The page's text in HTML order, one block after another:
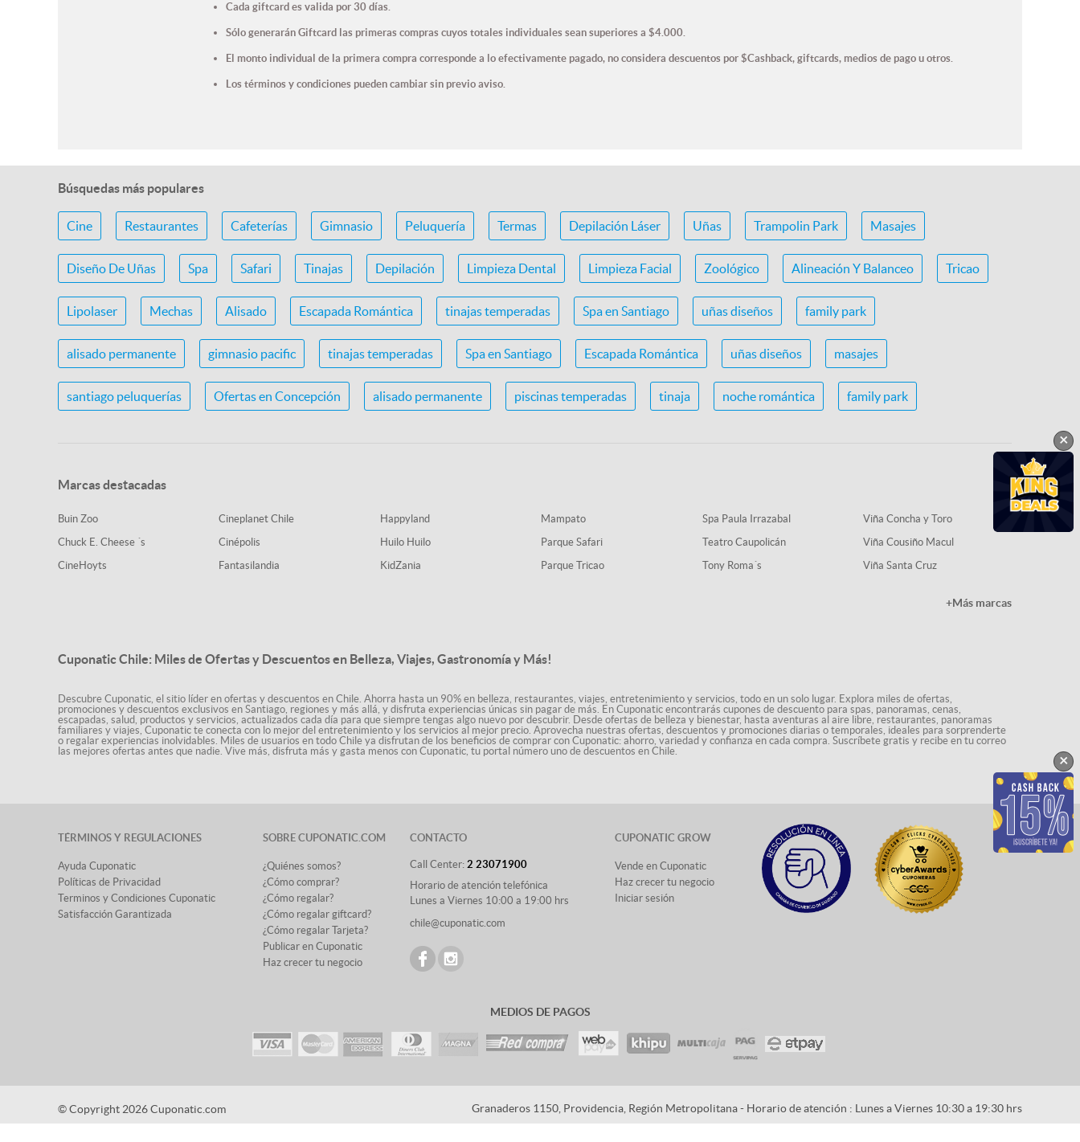
Cada giftcard es valida por 30 días.
Sólo generarán Giftcard las primeras compras cuyos totales individuales sean superiores a $4.000.
El monto individual de la primera compra corresponde a lo efectivamente pagado, no considera descuentos por $Cashback, giftcards, medios de pago u otros.
Los términos y condiciones pueden cambiar sin previo aviso.
Búsquedas más populares
Cine Restaurantes Cafeterías Gimnasio Peluquería Termas Depilación Láser Uñas Trampolin Park Masajes
Diseño De Uñas Spa Safari Tinajas Depilación Limpieza Dental Limpieza Facial Zoológico Alineación Y Balanceo Tricao
Lipolaser Mechas Alisado Escapada Romántica tinajas temperadas Spa en Santiago uñas diseños family park
alisado permanente gimnasio pacific tinajas temperadas Spa en Santiago Escapada Romántica uñas diseños masajes
santiago peluquerías Ofertas en Concepción alisado permanente piscinas temperadas tinaja noche romántica family park
Marcas destacadas
Buin Zoo
Chuck E. Cheese ´s
CineHoyts
Cineplanet Chile
Cinépolis
Fantasilandia
Happyland
Huilo Huilo
KidZania
Mampato
Parque Safari
Parque Tricao
Spa Paula Irrazabal
Teatro Caupolicán
Tony Roma´s
Viña Concha y Toro
Viña Cousiño Macul
Viña Santa Cruz
+Más marcas
Cuponatic Chile: Miles de Ofertas y Descuentos en Belleza, Viajes, Gastronomía y Más!
Descubre Cuponatic, el sitio líder en ofertas y descuentos en Chile. Ahorra hasta un 90% en belleza, restaurantes, viajes, entretenimiento y servicios, todo en un solo lugar. Explora miles de ofertas,
promociones y descuentos exclusivos en Santiago, regiones y más allá, y disfruta experiencias únicas sin pagar de más. En Cuponatic encontrarás cupones de descuento para spas, panoramas, cenas,
escapadas, salud, productos y servicios, actualizados cada día para que siempre tengas algo nuevo por descubrir. Desde ofertas de belleza y bienestar, hasta aventuras al aire libre, restaurantes, panoramas
familiares y viajes, Cuponatic te conecta con lo mejor del entretenimiento y los servicios al mejor precio. Aprovecha nuestras ofertas, descuentos y promociones diarias o temporales, ideales para sorprenderte
o regalar experiencias inolvidables. Miles de usuarios en todo Chile ya disfrutan de los beneficios de comprar con Cuponatic: ahorro, variedad y confianza en cada compra. Suscríbete gratis y recibe en tu correo
las mejores ofertas antes que nadie. Vive más, disfruta más y gasta menos con Cuponatic, tu portal número uno de descuentos en Chile.
TÉRMINOS Y REGULACIONES
Ayuda Cuponatic
Políticas de Privacidad
Terminos y Condiciones Cuponatic
Satisfacción Garantizada
SOBRE CUPONATIC.COM
¿Quiénes somos?
¿Cómo comprar?
¿Cómo regalar?
¿Cómo regalar giftcard?
¿Cómo regalar Tarjeta?
Publicar en Cuponatic
Haz crecer tu negocio
CONTACTO
Call Center: 2 23071900
Horario de atención telefónica
Lunes a Viernes 10:00 a 19:00 hrs
chile@cuponatic.com
CUPONATIC GROW
Vende en Cuponatic
Haz crecer tu negocio
Iniciar sesión
MEDIOS DE PAGOS
© Copyright 2026 Cuponatic.com Granaderos 1150, Providencia, Región Metropolitana - Horario de atención : Lunes a Viernes 10:30 a 19:30 hrs
×
×